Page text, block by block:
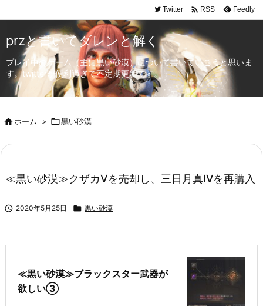
Twitter  RSS Feedly
przと書いてダレンと解く
プレイ中のゲーム（主に黒い砂漠）について書いていこうと思いま
す。twitterが便利過ぎて不定期更新です。
ホーム > 黒い砂漠
≪黒い砂漠≫クザカⅤを売却し、三日月真Ⅳを再購入
 2020年5月25日  黒い砂漠
≪黒い砂漠≫ブラックスター武器が
欲しい③